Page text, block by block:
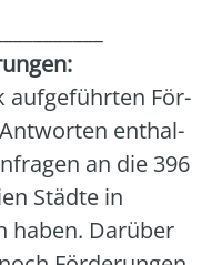
auf­ge­führ­ten För­
ent­hal­
an die 396
Städ­te in
haben. Dar­über